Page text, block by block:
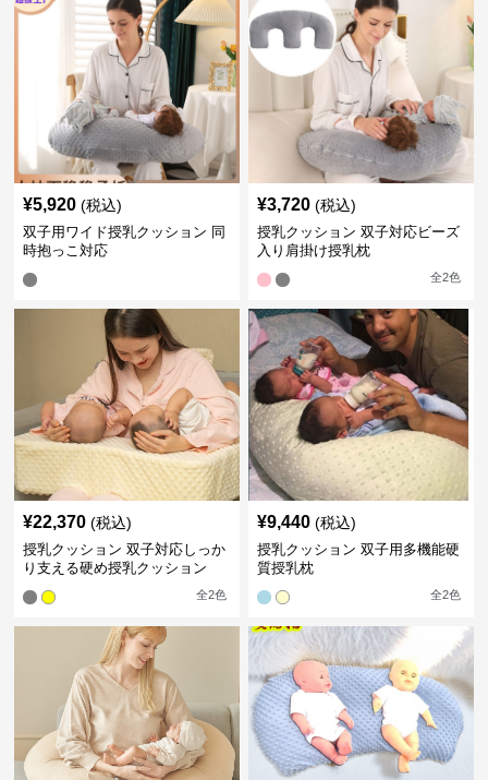
¥5,920 (税込)
双子用ワイド授乳クッション 同
時抱っこ対応
¥3,720 (税込)
授乳クッション 双子対応ビーズ
入り肩掛け授乳枕
全2色
¥22,370 (税込)
授乳クッション 双子対応しっか
り支える硬め授乳クッション
全2色
¥9,440 (税込)
授乳クッション 双子用多機能硬
質授乳枕
全2色